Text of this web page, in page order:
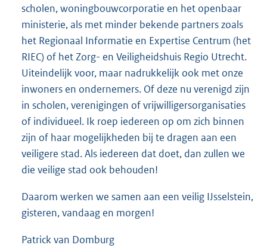
scholen, woningbouwcorporatie en het openbaar
ministerie, als met minder bekende partners zoals
het Regionaal Informatie en Expertise Centrum (het
RIEC) of het Zorg- en Veiligheidshuis Regio Utrecht.
Uiteindelijk voor, maar nadrukkelijk ook met onze
inwoners en ondernemers. Of deze nu verenigd zijn
in scholen, verenigingen of vrijwilligersorganisaties
of individueel. Ik roep iedereen op om zich binnen
zijn of haar mogelijkheden bij te dragen aan een
veiligere stad. Als iedereen dat doet, dan zullen we
die veilige stad ook behouden!
Daarom werken we samen aan een veilig IJsselstein,
gisteren, vandaag en morgen!
Patrick van Domburg